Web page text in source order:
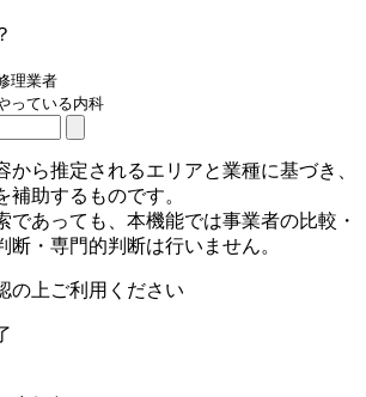
理業者
っている内科
ら推定されるエリアと業種に基づき、
助するものです。
であっても、本機能では事業者の比較・
断・専門的判断は行いません。
の上ご利用ください